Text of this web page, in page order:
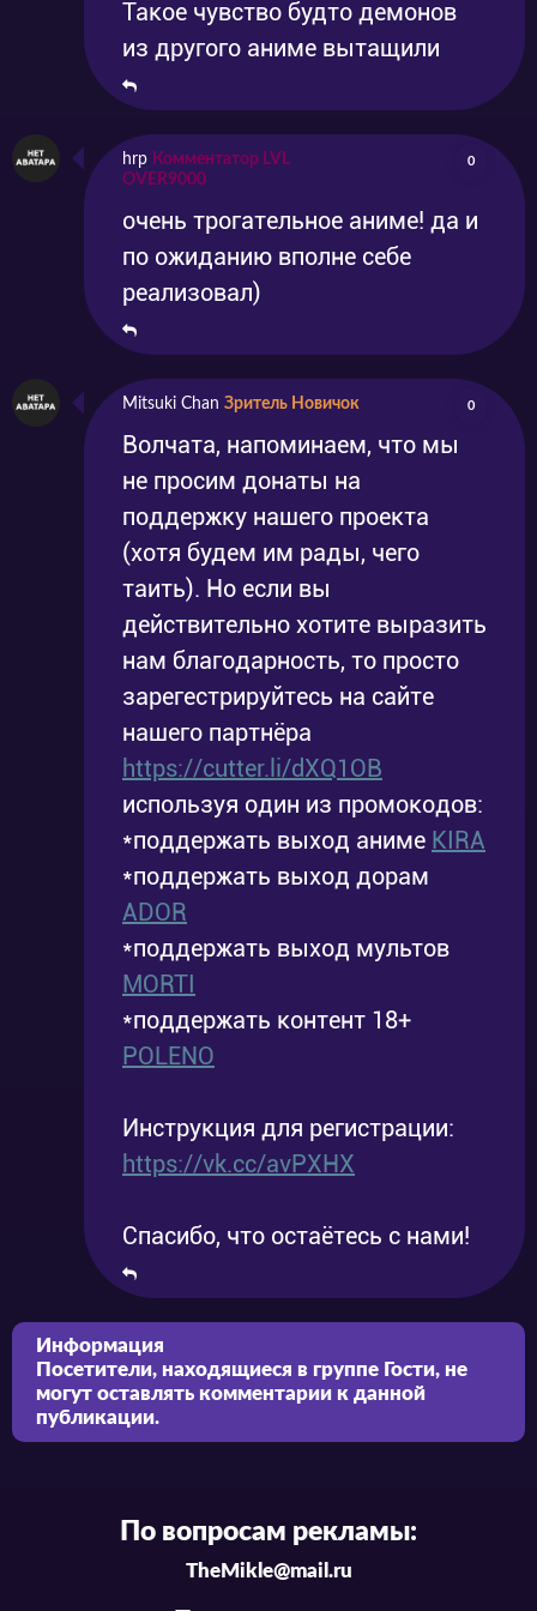
Такое чувство будто демонов
из другого аниме вытащили
hrp Комментатор LVL
OVER9000
0
очень трогательное аниме! да и
по ожиданию вполне себе
реализовал)
Mitsuki Chan Зритель Новичок 0
Волчата, напоминаем, что мы
не просим донаты на
поддержку нашего проекта
(хотя будем им рады, чего
таить). Но если вы
действительно хотите выразить
нам благодарность, то просто
зарегестрируйтесь на сайте
нашего партнёра
https://cutter.li/dXQ1OB
используя один из промокодов:
*поддержать выход аниме KIRA
*поддержать выход дорам
ADOR
*поддержать выход мультов
MORTI
*поддержать контент 18+
POLENO
Инструкция для регистрации:
https://vk.cc/avPXHX
Спасибо, что остаётесь с нами!
Информация
Посетители, находящиеся в группе Гости, не
могут оставлять комментарии к данной
публикации.
По вопросам рекламы:
TheMikle@mail.ru